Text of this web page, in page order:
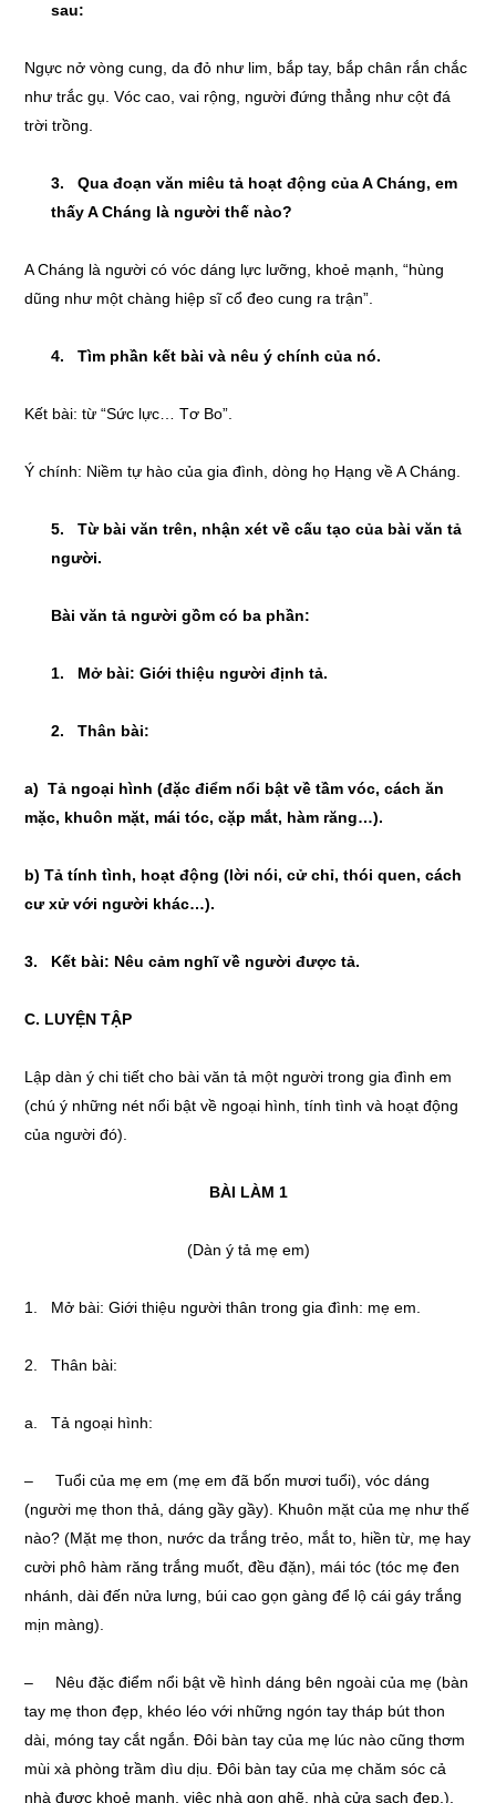
sau:
Ngực nở vòng cung, da đỏ như lim, bắp tay, bắp chân rắn chắc
như trắc gụ. Vóc cao, vai rộng, người đứng thẳng như cột đá
trời trồng.
3. Qua đoạn văn miêu tả hoạt động của A Cháng, em
thấy A Cháng là người thế nào?
A Cháng là người có vóc dáng lực lưỡng, khoẻ mạnh, “hùng
dũng như một chàng hiệp sĩ cổ đeo cung ra trận”.
4. Tìm phần kết bài và nêu ý chính của nó.
Kết bài: từ “Sức lực… Tơ Bo”.
Ý chính: Niềm tự hào của gia đình, dòng họ Hạng về A Cháng.
5. Từ bài văn trên, nhận xét về cấu tạo của bài văn tả
người.
Bài văn tả người gồm có ba phần:
1. Mở bài: Giới thiệu người định tả.
2. Thân bài:
a) Tả ngoại hình (đặc điểm nổi bật về tầm vóc, cách ăn
mặc, khuôn mặt, mái tóc, cặp mắt, hàm răng…).
b) Tả tính tình, hoạt động (lời nói, cử chỉ, thói quen, cách
cư xử với người khác…).
3. Kết bài: Nêu cảm nghĩ về người được tả.
C. LUYỆN TẬP
Lập dàn ý chi tiết cho bài văn tả một người trong gia đình em
(chú ý những nét nổi bật về ngoại hình, tính tình và hoạt động
của người đó).
BÀI LÀM 1
(Dàn ý tả mẹ em)
1. Mở bài: Giới thiệu người thân trong gia đình: mẹ em.
2. Thân bài:
a. Tả ngoại hình:
– Tuổi của mẹ em (mẹ em đã bốn mươi tuổi), vóc dáng
(người mẹ thon thả, dáng gầy gầy). Khuôn mặt của mẹ như thế
nào? (Mặt mẹ thon, nước da trắng trẻo, mắt to, hiền từ, mẹ hay
cười phô hàm răng trắng muốt, đều đặn), mái tóc (tóc mẹ đen
nhánh, dài đến nửa lưng, búi cao gọn gàng để lộ cái gáy trắng
mịn màng).
– Nêu đặc điểm nổi bật về hình dáng bên ngoài của mẹ (bàn
tay mẹ thon đẹp, khéo léo với những ngón tay tháp bút thon
dài, móng tay cắt ngắn. Đôi bàn tay của mẹ lúc nào cũng thơm
mùi xà phòng trầm dìu dịu. Đôi bàn tay của mẹ chăm sóc cả
nhà được khoẻ mạnh, việc nhà gọn ghẽ, nhà cửa sạch đẹp.).